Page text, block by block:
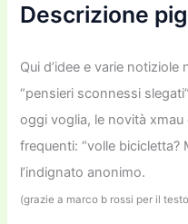
Descrizione
Qui d’idee e varie
“pensieri sconnessi
oggi voglia, le novità
frequenti: “volle bicicletta?
l’indignato anonimo.
(grazie a marco b rossi per il